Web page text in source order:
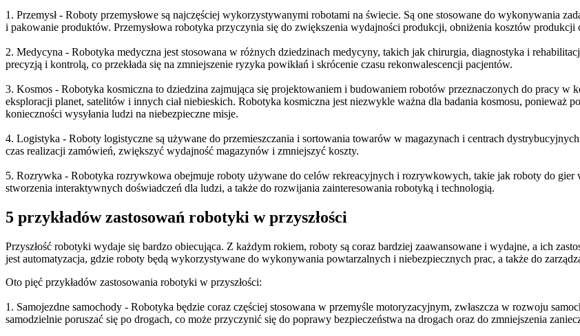
1. Przemysł - Roboty przemysłowe są najczęściej wykorzystywanymi robotami na świecie. Są one stosowane do wykonywania
i pakowanie produktów. Przemysłowa robotyka przyczynia się do zwiększenia wydajności produkcji, obniżenia kosztów
2. Medycyna - Robotyka medyczna jest stosowana w różnych dziedzinach medycyny, takich jak chirurgia, diagnostyka i
precyzją i kontrolą, co przekłada się na zmniejszenie ryzyka powikłań i skrócenie czasu rekonwalescencji pacjentów.
3. Kosmos - Robotyka kosmiczna to dziedzina zajmująca się projektowaniem i budowaniem robotów przeznaczonych do pracy w
eksploracji planet, satelitów i innych ciał niebieskich. Robotyka kosmiczna jest niezwykle ważna dla badania kosmosu, ponieważ
konieczności wysyłania ludzi na niebezpieczne misje.
4. Logistyka - Roboty logistyczne są używane do przemieszczania i sortowania towarów w magazynach i centrach
czas realizacji zamówień, zwiększyć wydajność magazynów i zmniejszyć koszty.
5. Rozrywka - Robotyka rozrywkowa obejmuje roboty używane do celów rekreacyjnych i rozrywkowych, takie jak roboty do
stworzenia interaktywnych doświadczeń dla ludzi, a także do rozwijania zainteresowania robotyką i technologią.
5 przykładów zastosowań robotyki w przyszłości
Przyszłość robotyki wydaje się bardzo obiecująca. Z każdym rokiem, roboty są coraz bardziej zaawansowane i wydajne, a ich
jest automatyzacja, gdzie roboty będą wykorzystywane do wykonywania powtarzalnych i niebezpiecznych prac, a także do
Oto pięć przykładów zastosowania robotyki w przyszłości:
1. Samojezdne samochody - Robotyka będzie coraz częściej stosowana w przemyśle motoryzacyjnym, zwłaszcza w rozwoju
samodzielnie poruszać się po drogach, co może przyczynić się do poprawy bezpieczeństwa na drogach oraz do zmniejszenia